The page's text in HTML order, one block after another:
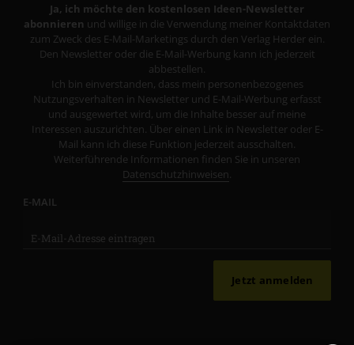
Ja, ich möchte den kostenlosen Ideen-Newsletter
abonnieren und willige in die Verwendung meiner Kontaktdaten
zum Zweck des E-Mail-Marketings durch den Verlag Herder ein.
Den Newsletter oder die E-Mail-Werbung kann ich jederzeit
abbestellen.
Ich bin einverstanden, dass mein personenbezogenes
Nutzungsverhalten in Newsletter und E-Mail-Werbung erfasst
und ausgewertet wird, um die Inhalte besser auf meine
Interessen auszurichten. Über einen Link in Newsletter oder E-
Mail kann ich diese Funktion jederzeit ausschalten.
Weiterführende Informationen finden Sie in unseren
Datenschutzhinweisen.
E-MAIL
Jetzt anmelden